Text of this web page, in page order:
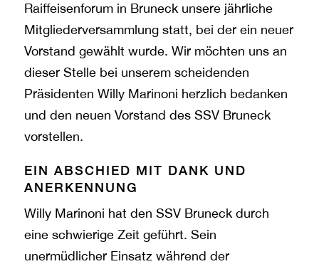
Raiffeisenforum in Bruneck unsere jährliche
Mitgliederversammlung statt, bei der ein neuer
Vorstand gewählt wurde. Wir möchten uns an
dieser Stelle bei unserem scheidenden
Präsidenten Willy Marinoni herzlich bedanken
und den neuen Vorstand des SSV Bruneck
vorstellen.
EIN ABSCHIED MIT DANK UND
ANERKENNUNG
Willy Marinoni hat den SSV Bruneck durch
eine schwierige Zeit geführt. Sein
unermüdlicher Einsatz während der